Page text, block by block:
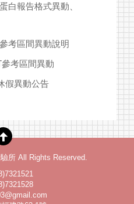
白報告格式異動、
考區間異動說明
考區間異動
假異動公告
所All Rights Reserved.